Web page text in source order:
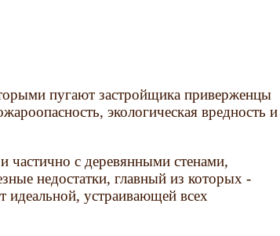
пугают застройщика приверженцы
экологическая вредность и
частично с деревянными стенами,
недостатки, главный из которых -
идеальной, устраивающей всех